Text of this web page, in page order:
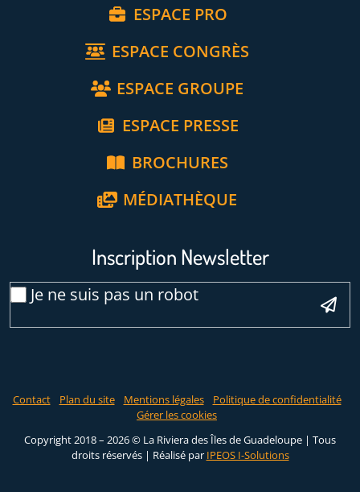
ESPACE PRO
ESPACE CONGRÈS
ESPACE GROUPE
ESPACE PRESSE
BROCHURES
MÉDIATHÈQUE
Inscription Newsletter
Je ne suis pas un robot
Contact Plan du site Mentions légales
Politique de confidentialité
Gérer les cookies
Copyright 2018 – 2026 © La Riviera des Îles de Guadeloupe | Tous
droits réservés | Réalisé par IPEOS I-Solutions